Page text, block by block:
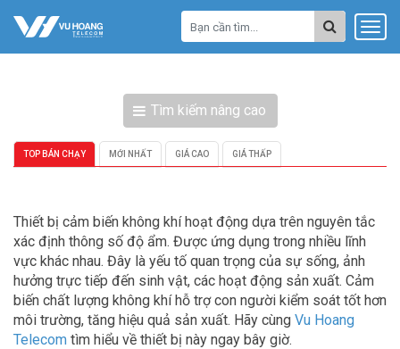
Tìm kiếm nâng cao
TOP BÁN CHẠY MỚI NHẤT GIÁ CAO GIÁ THẤP
Thiết bị cảm biến không khí hoạt động dựa trên nguyên tắc
xác định thông số độ ẩm. Được ứng dụng trong nhiều lĩnh
vực khác nhau. Đây là yếu tố quan trọng của sự sống, ảnh
hưởng trực tiếp đến sinh vật, các hoạt động sản xuất. Cảm
biến chất lượng không khí hỗ trợ con người kiểm soát tốt hơn
môi trường, tăng hiệu quả sản xuất. Hãy cùng Vu Hoang
Telecom tìm hiểu về thiết bị này ngay bây giờ.